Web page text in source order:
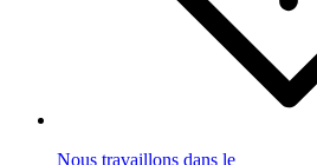
Nous travaillons dans le